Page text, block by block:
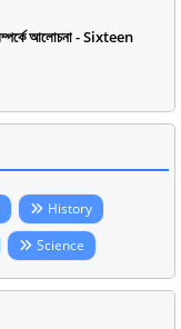
আলোচনা - Sixteen
History
Science